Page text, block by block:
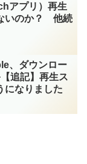
アプリ）再生
いのか？ 他続
、ダウンロー
追記】再生ス
になりました